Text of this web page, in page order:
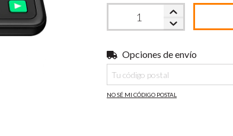
Entregas para el CP:
Opciones de envío
NO SÉ MI CÓDIGO POSTAL